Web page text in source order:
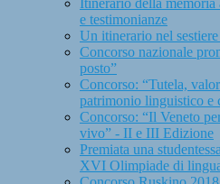
Itinerario della memoria
e testimonianze
Un itinerario nel
Concorso nazionale
posto”
Concorso: “Tutela,
patrimonio linguistico e
Concorso: “Il Veneto
vivo” - II e III Edizione
Premiata una
XVI Olimpiade di